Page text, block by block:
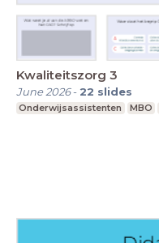
Kwaliteitszorg 3
June 2026- 22 slides
Onderwijsassistenten MBO